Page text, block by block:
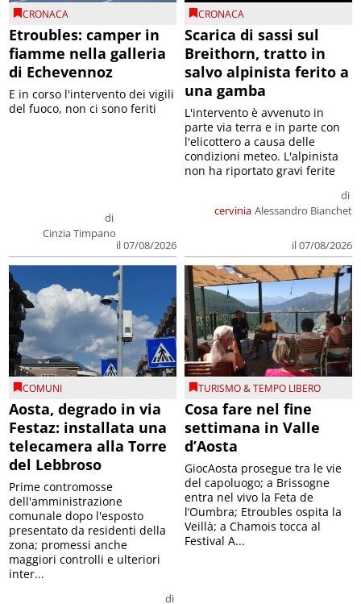
CRONACA
Etroubles: camper in
fiamme nella galleria
di Echevennoz
di
Cinzia Timpano
il 07/08/2026
E in corso l'intervento dei vigili
del fuoco, non ci sono feriti
CRONACA
Scarica di sassi sul
Breithorn, tratto in
salvo alpinista ferito a
una gamba
cervinia
di
Alessandro Bianchet
il 07/08/2026
L'intervento è avvenuto in
parte via terra e in parte con
l'elicottero a causa delle
condizioni meteo. L'alpinista
non ha riportato gravi ferite
COMUNI
Aosta, degrado in via
Festaz: installata una
telecamera alla Torre
del Lebbroso
di
Prime contromosse
dell'amministrazione
comunale dopo l'esposto
presentato da residenti della
zona; promessi anche
maggiori controlli e ulteriori
inter...
TURISMO & TEMPO LIBERO
Cosa fare nel fine
settimana in Valle
d’Aosta
GiocAosta prosegue tra le vie
del capoluogo; a Brissogne
entra nel vivo la Feta de
l’Oumbra; Etroubles ospita la
Veillà; a Chamois tocca al
Festival A...